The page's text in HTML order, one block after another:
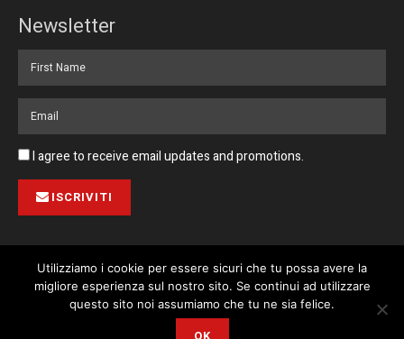
Newsletter
I agree to receive email updates and promotions.
ISCRIVITI
Pubblicità Collabora con noi Contatto Privacy Policy
© 2023 Corriere di Malta / Fortissimo Ltd
This website uses cookies. By continuing to use this website you are
Utilizziamo i cookie per essere sicuri che tu possa avere la
migliore esperienza sul nostro sito. Se continui ad utilizzare
questo sito noi assumiamo che tu ne sia felice.